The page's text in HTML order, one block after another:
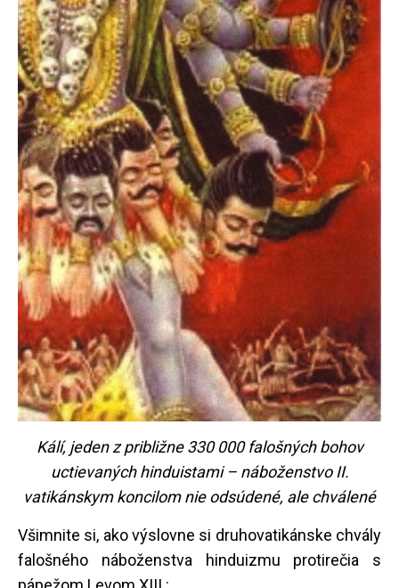
Kálí, jeden z približne 330 000 falošných bohov
uctievaných hinduistami – náboženstvo II.
vatikánskym koncilom nie odsúdené, ale chválené
Všimnite si, ako výslovne si druhovatikánske chvály
falošného náboženstva hinduizmu protirečia s